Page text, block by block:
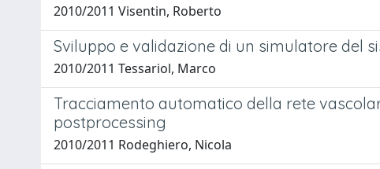
2010/2011 Visentin, Roberto
Sviluppo e validazione di un simulatore del
2010/2011 Tessariol, Marco
Tracciamento automatico della rete
postprocessing
2010/2011 Rodeghiero, Nicola